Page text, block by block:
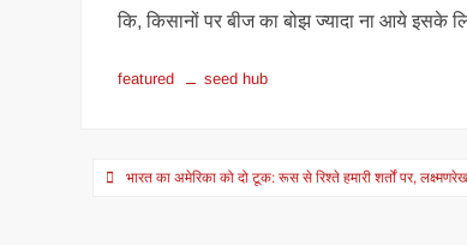
कि, किसानों पर बीज का बोझ ज्यादा ना आये इसके
featured seed hub
Postभारत का अमेरिका को दो टूक: रूस से रिश्ते हमारी शर्तों पर,